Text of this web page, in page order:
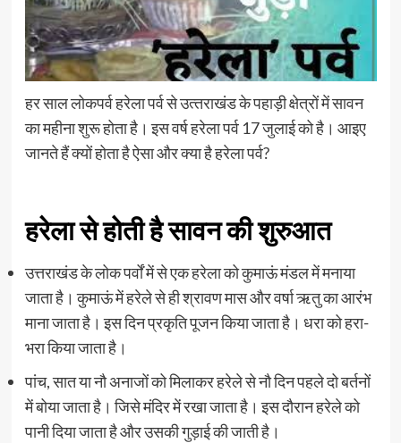
हर साल लोकपर्व हरेला पर्व से उत्‍तराखंड के पहाड़ी क्षेत्रों में सावन
का महीना शुरू होता है। इस वर्ष हरेला पर्व 17 जुलाई को है। आइए
जानते हैं क्‍यों होता है ऐसा और क्‍या है हरेला पर्व?
हरेला से होती है सावन की शुरुआत
उत्तराखंड के लोक पर्वों में से एक हरेला को कुमाऊं मंडल में मनाया
जाता है। कुमाऊं में हरेले से ही श्रावण मास और वर्षा ऋतु का आरंभ
माना जाता है। इस दिन प्रकृति पूजन किया जाता है। धरा को हरा-
भरा किया जाता है।
पांच, सात या नौ अनाजों को मिलाकर हरेले से नौ दिन पहले दो बर्तनों
में बोया जाता है। जिसे मंदिर में रखा जाता है। इस दौरान हरेले को
पानी दिया जाता है और उसकी गुड़ाई की जाती है।